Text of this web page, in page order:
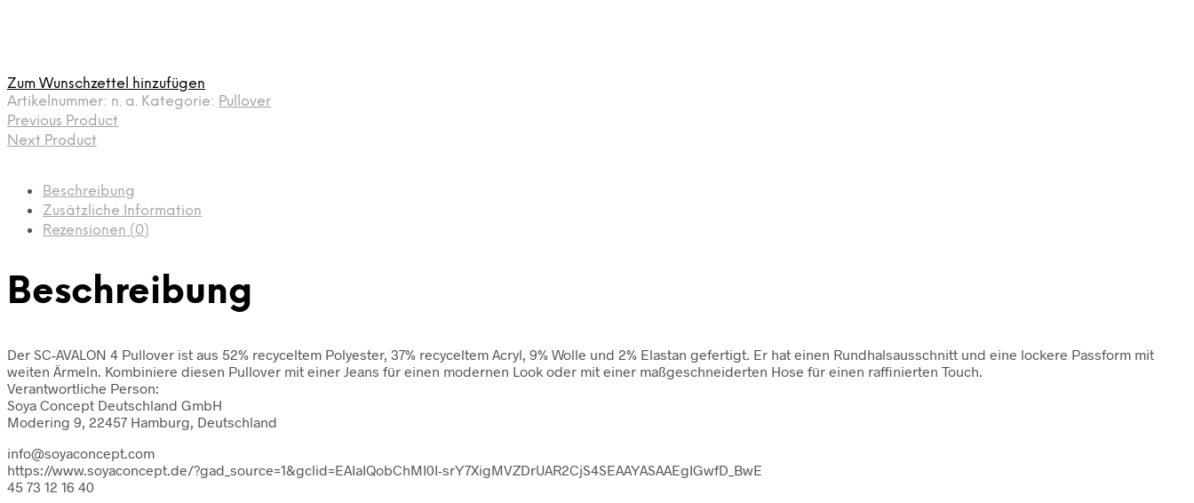
Zum Wunschzettel hinzufügen
Artikelnummer: n. a. Kategorie: Pullover
Previous Product
Next Product
Beschreibung
Zusätzliche Information
Rezensionen (0)
Beschreibung
Der SC-AVALON 4 Pullover ist aus 52% recyceltem Polyester, 37% recyceltem Acryl, 9% Wolle und 2% Elastan gefertigt. Er hat einen Rundhalsausschnitt und eine lockere Passform mit
weiten Ärmeln. Kombiniere diesen Pullover mit einer Jeans für einen modernen Look oder mit einer maßgeschneiderten Hose für einen raffinierten Touch.
Verantwortliche Person:
Soya Concept Deutschland GmbH
Modering 9, 22457 Hamburg, Deutschland
info@soyaconcept.com
https://www.soyaconcept.de/?gad_source=1&gclid=EAIaIQobChMI0I-srY7XigMVZDrUAR2CjS4SEAAYASAAEgIGwfD_BwE
45 73 12 16 40